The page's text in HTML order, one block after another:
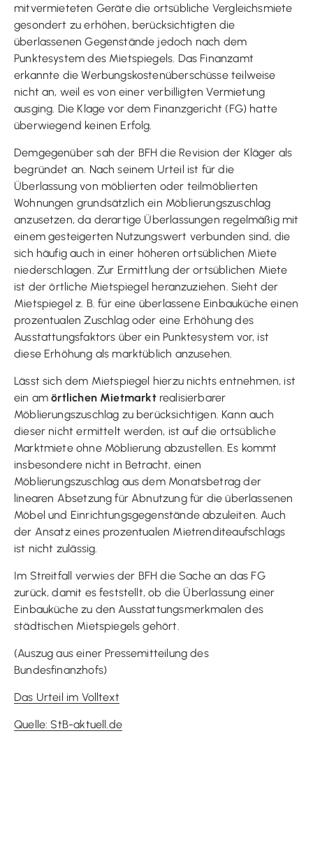
mitvermieteten Geräte die ortsübliche Vergleichsmiete
gesondert zu erhöhen, berücksichtigten die
überlassenen Gegenstände jedoch nach dem
Punktesystem des Mietspiegels. Das Finanzamt
erkannte die Werbungskostenüberschüsse teilweise
nicht an, weil es von einer verbilligten Vermietung
ausging. Die Klage vor dem Finanzgericht (FG) hatte
überwiegend keinen Erfolg.
Demgegenüber sah der BFH die Revision der Kläger als
begründet an. Nach seinem Urteil ist für die
Überlassung von möblierten oder teilmöblierten
Wohnungen grundsätzlich ein Möblierungszuschlag
anzusetzen, da derartige Überlassungen regelmäßig mit
einem gesteigerten Nutzungswert verbunden sind, die
sich häufig auch in einer höheren ortsüblichen Miete
niederschlagen. Zur Ermittlung der ortsüblichen Miete
ist der örtliche Mietspiegel heranzuziehen. Sieht der
Mietspiegel z. B. für eine überlassene Einbauküche einen
prozentualen Zuschlag oder eine Erhöhung des
Ausstattungsfaktors über ein Punktesystem vor, ist
diese Erhöhung als marktüblich anzusehen.
Lässt sich dem Mietspiegel hierzu nichts entnehmen, ist
ein amörtlichen Mietmarktrealisierbarer
Möblierungszuschlag zu berücksichtigen. Kann auch
dieser nicht ermittelt werden, ist auf die ortsübliche
Marktmiete ohne Möblierung abzustellen. Es kommt
insbesondere nicht in Betracht, einen
Möblierungszuschlag aus dem Monatsbetrag der
linearen Absetzung für Abnutzung für die überlassenen
Möbel und Einrichtungsgegenstände abzuleiten. Auch
der Ansatz eines prozentualen Mietrenditeaufschlags
ist nicht zulässig.
Im Streitfall verwies der BFH die Sache an das FG
zurück, damit es feststellt, ob die Überlassung einer
Einbauküche zu den Ausstattungsmerkmalen des
städtischen Mietspiegels gehört.
(Auszug aus einer Pressemitteilung des
Bundesfinanzhofs)
Das Urteil im Volltext
Quelle: StB-aktuell.de